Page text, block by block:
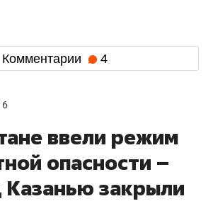
Комментарии 4
ввели режим
опасности –
Казанью закрыли